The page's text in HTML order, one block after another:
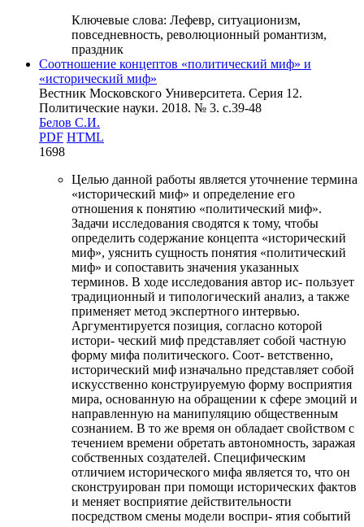
Ключевые слова: Лефевр, ситуационизм,
повседневность, революционный романтизм,
праздник
Соотношение концептов «политический миф» и
«исторический миф»
Вестник Московского Университета. Серия 12.
Политические науки. 2018. № 3. c.39-48
Белов С.И.
PDF HTML
1698
Целью данной работы является уточнение термина
«исторический миф» и определение его
отношения к понятию «политический миф».
Задачи исследования сводятся к тому, чтобы
определить содержание концепта «исторический
миф», уяснить сущность понятия «политический
миф» и сопоставить значения указанных
терминов. В ходе исследования автор ис- пользует
традиционный и типологический анализ, а также
применяет метод экспертного интервью.
Аргументируется позиция, согласно которой
истори- ческий миф представляет собой частную
форму мифа политического. Соот- ветственно,
исторический миф изначально представляет собой
искусственно конструируемую форму восприятия
мира, основанную на обращении к сфере эмоций и
направленную на манипуляцию общественным
сознанием. В то же время он обладает свойством с
течением времени обретать автономность, заражая
собственных создателей. Специфическим
отличием исторического мифа является то, что он
сконструирован при помощи исторических фактов
и меняет восприятие действительности
посредством смены модели воспри- ятия событий